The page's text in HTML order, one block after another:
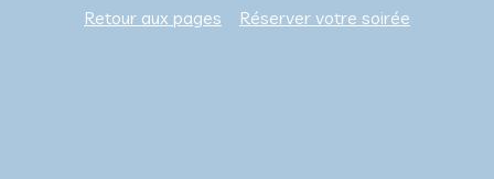
Retour aux pages Réserver votre soirée